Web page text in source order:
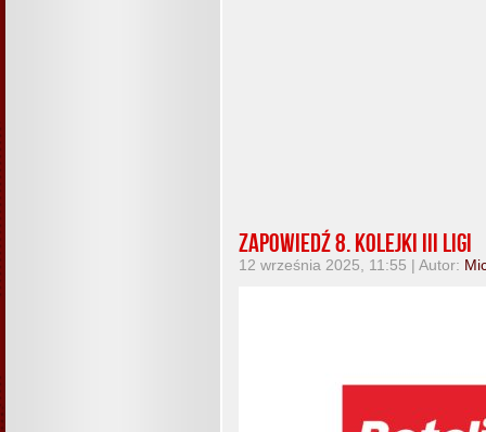
Zapowiedź 8. kolejki III ligi
12 września 2025, 11:55 | Autor: